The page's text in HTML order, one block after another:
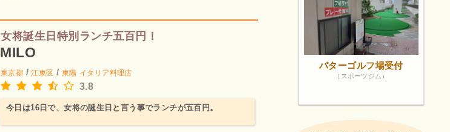
女将誕生日特別ランチ五百円！
MILO
東京都 /江東区 / 東陽 イタリア料理店
3.8
今日は16日で、女将の誕生日と言う事でランチが五百円。
パターゴルフ場受付
（スポーツジム）